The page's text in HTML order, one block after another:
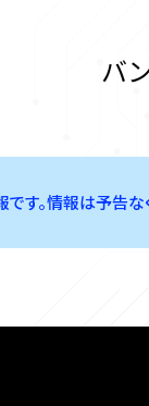
バ
。情報は予告な